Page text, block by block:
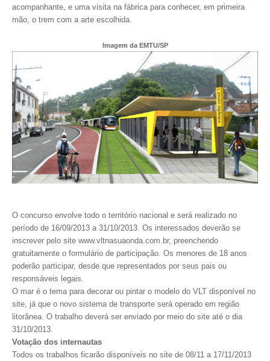
TRANSPARÊNCIA
ACORDOS, CONVENÇÕES E DISSÍDIOS
CONTRIBUIÇÕES
CONTRIBUIÇÃO ASSISTENCIAL
CONTRIBUIÇÃO ASSOCIATIVA OU ANUIDADE DE SÓCIO
CONTRIBUIÇÃO SINDICAL URBANA
FGTS EXPURGOS
FGTS CORREÇÃO
LEGISLAÇÃO
LEI 4.950-A/1966 – PISO SALARIAL
LEI 5.194/1966 – REGULAMENTAÇÃO DA PROFISSÃO
LEI 6.496/1977 – ART
acompanhante, e uma visita na fábrica para conhecer, em primeira
mão, o trem com a arte escolhida.
Imagem da EMTU/SP
O concurso envolve todo o território nacional e será realizado no
período de 16/09/2013 a 31/10/2013. Os interessados deverão se
inscrever pelo site www.vltnasuaonda.com.br, preenchendo
gratuitamente o formulário de participação. Os menores de 18 anos
poderão participar, desde que representados por seus pais ou
responsáveis legais.
O mar é o tema para decorar ou pintar o modelo do VLT disponível no
site, já que o novo sistema de transporte será operado em região
litorânea. O trabalho deverá ser enviado por meio do site até o dia
31/10/2013.
Votação dos internautas
Todos os trabalhos ficarão disponíveis no site de 08/11 a 17/11/2013